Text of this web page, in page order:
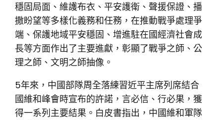
穩固局面、維護布衣、平安護衛、聲援保證、播
撒盼望等多樣化義務和任務，在推動戰爭處理爭
端、保護地域平安穩固、增進駐在國經濟社會成
長等方面作出了主要進獻，彰顯了戰爭之師、公
理之師、文明之師抽像。
5年來，中國部隊周全落練習近平主席列席結合
國維和峰會時宣布的許諾，言必信、行必果，獲
得一系列主要結果。白皮書指出，中國維和軍隊